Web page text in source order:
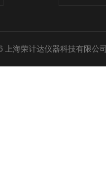
上海荣计达仪器科技有限公司